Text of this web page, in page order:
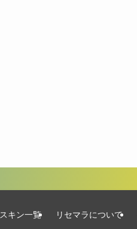
スキン一覧 リセマラについて